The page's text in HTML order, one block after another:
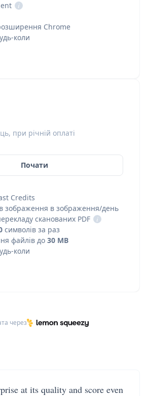
при річній оплаті
Почати
Credits
зображення в зображення/день
сканованих PDF
i
символів за раз
файлів до 30 MB
коли
i
Chrome
коли
через
at its quality and score even